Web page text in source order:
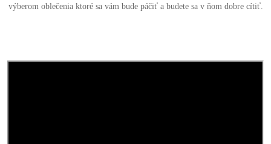
výberom oblečenia ktoré sa vám bude páčiť a budete sa v ňom dobre cítiť.